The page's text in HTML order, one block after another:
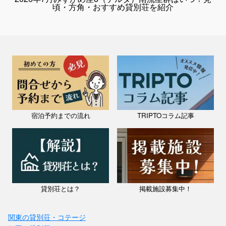
栃木県 / 那須・塩原・西那須野
那須漆黒の家
料金：1泊（4名）￥40,000～
定員：8名
キャンプのように使える貸別荘 ・ ご家族3世代や複数のご家族、会社
で行う楽しいことを、この別荘でも実現したいという思いでつくりま
栃木県 / 那須・塩原・西那須野
そら豆ん家
料金：1泊(2名)¥14.000-
定員：6名
那須高原の自然に囲まれた「そら豆ん家」は、高台にたたずむ一棟貸し
のコテージ。 清流のせせらぎを間近に感じながら、どこか懐かしくて
心安らぐ時間が流れます。 二階の廊下を挟んだ６畳二部屋が、お友達
頃・方角・おすすめ貸別荘を紹介
宿泊予約までの流れ TRIPTOコラム記事
貸別荘とは？ 掲載施設募集中！
関東の貸別荘・コテージ